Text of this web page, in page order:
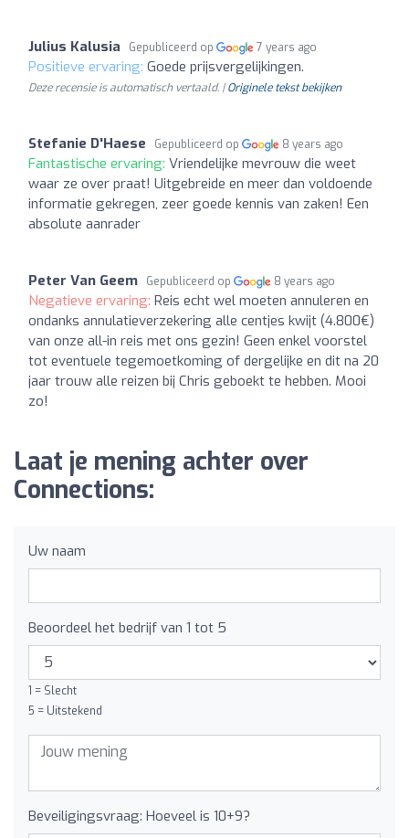
Julius Kalusia Gepubliceerd op 7 years ago
Positieve ervaring: Goede prijsvergelijkingen.
Deze recensie is automatisch vertaald. |Originele tekst bekijken
Stefanie D'Haese Gepubliceerd op 8 years ago
Fantastische ervaring: Vriendelijke mevrouw die weet
waar ze over praat! Uitgebreide en meer dan voldoende
informatie gekregen, zeer goede kennis van zaken! Een
absolute aanrader
Peter Van Geem Gepubliceerd op 8 years ago
Negatieve ervaring: Reis echt wel moeten annuleren en
ondanks annulatieverzekering alle centjes kwijt (4.800€)
van onze all-in reis met ons gezin! Geen enkel voorstel
tot eventuele tegemoetkoming of dergelijke en dit na 20
jaar trouw alle reizen bij Chris geboekt te hebben. Mooi
zo!
Laat je mening achter over
Connections:
Uw naam
Beoordeel het bedrijf van 1 tot 5
1 = Slecht
5 = Uitstekend
Beveiligingsvraag: Hoeveel is 10+9?